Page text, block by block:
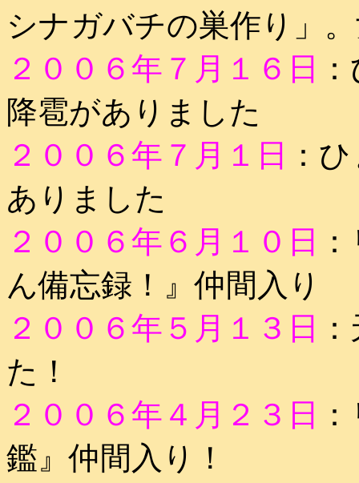
シナガバチの巣作り」
２００６年７月１６日
降雹がありました
２００６年７月１日
：
ありました
２００６年６月１０日
ん備忘録！』仲間入り
２００６年５月１３日
た！
２００６年４月２３日
鑑』仲間入り！